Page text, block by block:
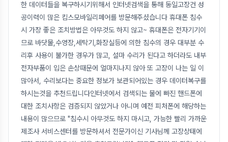
한 데이터들을 복구하시기위해서 인터넷검색을 통해 동일고장건 성
공이력이 많은 킴스모바일리페어를 방문해주셨습니다 휴대폰 침수
시 가장 좋은 조치방법은 아무것도 하지 않고~ 휴대폰은 전자기기이
므로 바닷물,수영장,세탁기,화장실등에 의한 침수의 경우 대부분 수
리후 사용이 불가한 경우가 많고, 설마 수리가 된다고 하더라도 내부
전자부품이 입은 손상때문에 얼마지나지 않아 또 고장이 나는 일 이
많아서, 수리보다는 중요한 정보가 보관되어있는 경우 데이터복구를
하시는것을 추천드립니다인터넷에서 검색되는 물에 빠진 핸드폰에
대한 조치사항은 검증되지 않았거나 아니며 예전 피처폰에 해당하는
내용이 많으므로 "침수시 아무것도 하지 마시고, 가능한 빨리 가까운
제조사 서비스센터를 방문하셔서 전문가이신 기사님께 고장상태에